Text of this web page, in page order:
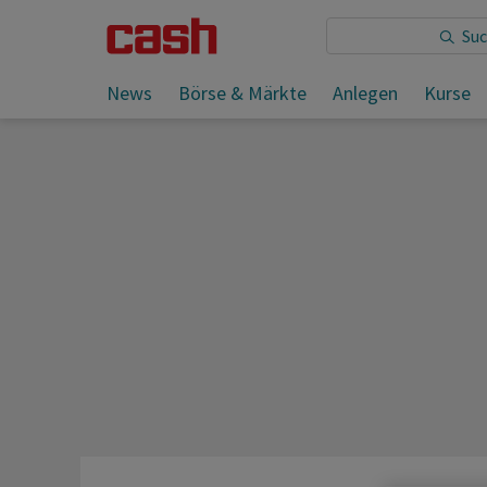
News Börse & Märkte Anlegen Kurse
Sie lesen: